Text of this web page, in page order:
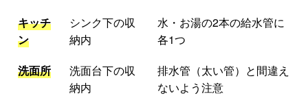
キッチ
ン
シンク下の収
納内
水・お湯の2本の給水管に
各1つ
洗面所
洗面台下の収
納内
排水管（太い管）と間違え
ないよう注意